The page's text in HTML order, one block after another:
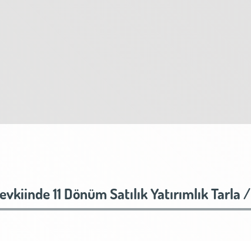
11 Dönüm Satılık Yatırımlık Tarla /